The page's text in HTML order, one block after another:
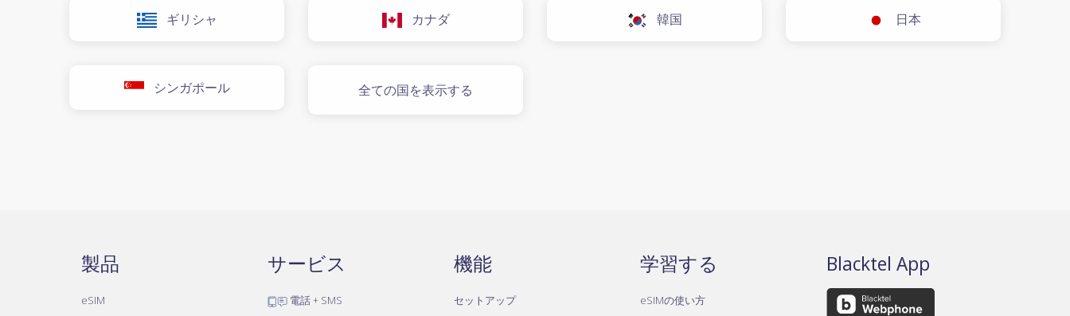
ギリシャ カナダ 韓国 日本
シンガポール 全ての国を表示する
製品
eSIM
サービス
電話 + SMS
機能
セットアップ
学習する
eSIMの使い方
Blacktel App